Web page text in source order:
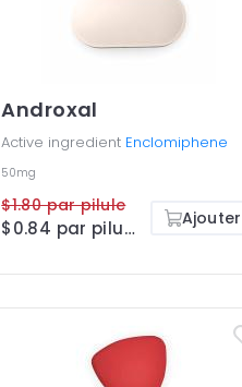
Androxal
Active ingredient Enclomiphene
50mg
$1.80 par pilule
$0.84 par pilule Ajouter